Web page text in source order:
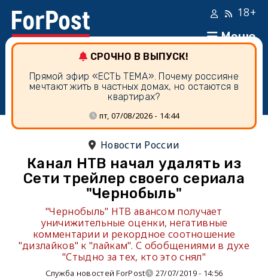
Меню
18+
СРОЧНО В ВЫПУСК!
Прямой эфир «ЕСТЬ ТЕМА». Почему россияне
мечтают жить в частных домах, но остаются в
квартирах?
пт, 07/08/2026 - 14:44
Новости России
Канал НТВ начал удалять из
Сети трейлер своего сериала
"Чернобыль"
"Чернобыль" НТВ авансом получает
уничижительные оценки, негативные
комментарии и рекордное соотношение
"дизлайков" к "лайкам". С обобщениями в духе
"Стыдно за тех, кто это снял"
Служба новостей ForPost 27/07/2019 - 14:56